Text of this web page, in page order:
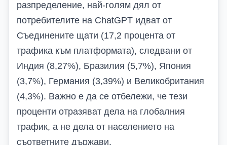
разпределение, най-голям дял от
потребителите на ChatGPT идват от
Съединените щати (17,2 процента от
трафика към платформата), следвани от
Индия (8,27%), Бразилия (5,7%), Япония
(3,7%), Германия (3,39%) и Великобритания
(4,3%). Важно е да се отбележи, че тези
проценти отразяват дела на глобалния
трафик, а не дела от населението на
съответните държави.